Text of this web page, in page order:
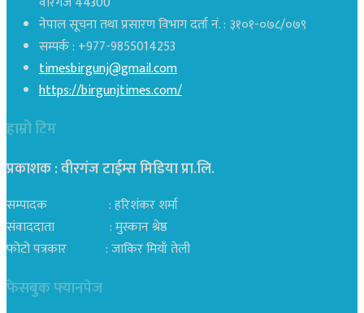
नेपाल सूचना तथा प्रसारण विभाग दर्ता नं. : ३१०१-०७८/०७९
सम्पर्क : +977-9855014253
timesbirgunj@gmail.com
https://birgunjtimes.com/
हाम्रो टिम
प्रकाशक : वीरगंज टाईम्स मिडिया प्रा‍.लि.
सम्पादक : हरिशंकर शर्मा
संवाददाता : मुस्कान श्रेष्ठ
फोटो पत्रकार : जाकिर मियाँ तेली
फेसबुक फ्यानपेज